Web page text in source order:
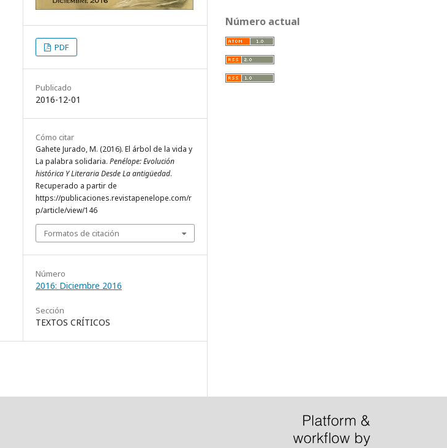
PDF
Publicado
2016-12-01
Cómo citar
Gahete Jurado, M. (2016). El árbol de la vida y
La palabra solidaria. Penélope: Evolución
histórica Y Literaria Desde La antigüedad.
Recuperado a partir de
https://publicaciones.revistapenelope.com/r
p/article/view/146
Formatos de citación
Número
2016: Diciembre 2016
Sección
TEXTOS CRÍTICOS
Número actual